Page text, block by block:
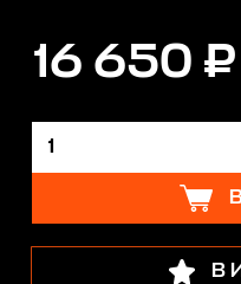
16 650 ₽
В